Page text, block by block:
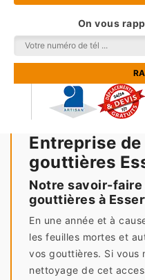
On vous
Entreprise
gouttières
Notre savoir-
gouttières à
En une année et à
les feuilles mortes et
vos gouttières. Si vous
nettoyage de cet